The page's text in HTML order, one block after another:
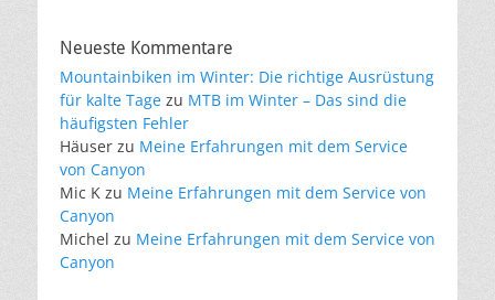
Neueste Kommentare
Mountainbiken im Winter: Die richtige Ausrüstung
für kalte Tage zu MTB im Winter – Das sind die
häufigsten Fehler
Häuser zu Meine Erfahrungen mit dem Service
von Canyon
Mic K zu Meine Erfahrungen mit dem Service von
Canyon
Michel zu Meine Erfahrungen mit dem Service von
Canyon